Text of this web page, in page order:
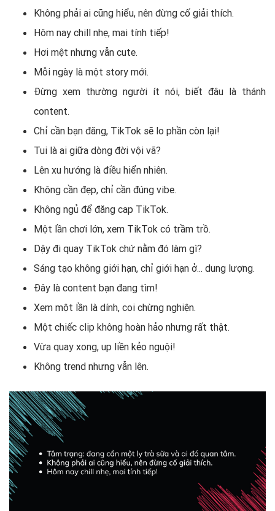
Không phải ai cũng hiểu, nên đừng cố giải thích.
Hôm nay chill nhẹ, mai tính tiếp!
Hơi mệt nhưng vẫn cute.
Mỗi ngày là một story mới.
Đừng xem thường người ít nói, biết đâu là thánh
content.
Chỉ cần bạn đăng, TikTok sẽ lo phần còn lại!
Tui là ai giữa dòng đời vội vã?
Lên xu hướng là điều hiển nhiên.
Không cần đẹp, chỉ cần đúng vibe.
Không ngủ để đăng cap TikTok.
Một lần chơi lớn, xem TikTok có trầm trồ.
Dậy đi quay TikTok chứ nằm đó làm gì?
Sáng tạo không giới hạn, chỉ giới hạn ở... dung lượng.
Đây là content bạn đang tìm!
Xem một lần là dính, coi chừng nghiện.
Một chiếc clip không hoàn hảo nhưng rất thật.
Vừa quay xong, up liền kẻo nguội!
Không trend nhưng vẫn lên.